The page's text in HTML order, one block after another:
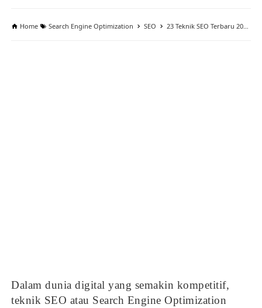
Home Search Engine Optimization SEO 23 Teknik SEO Terbaru 2026 (UPDATE!): Panduan Lengkap Untuk Meningkatkan Peringkat Website Anda
Dalam dunia digital yang semakin kompetitif,
teknik SEO atau Search Engine Optimization